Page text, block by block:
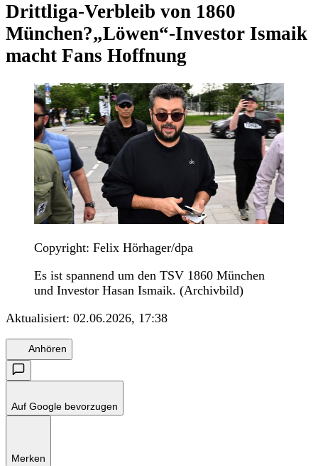
Drittliga-Verbleib von 1860
München?„Löwen“-Investor Ismaik
macht Fans Hoffnung
Copyright: Felix Hörhager/dpa
Es ist spannend um den TSV 1860 München
und Investor Hasan Ismaik. (Archivbild)
Aktualisiert: 02.06.2026, 17:38
Anhören
Auf Google bevorzugen
Merken